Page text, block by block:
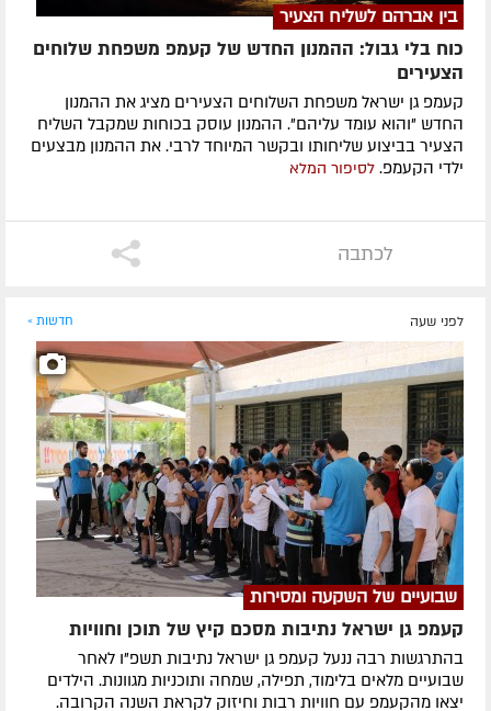
בין אברהם לשליח הצעיר
כוח בלי גבול: ההמנון החדש של קעמפ משפחת שלוחים
הצעירים
קעמפ גן ישראל משפחת השלוחים הצעירים מציג את ההמנון
החדש "והוא עומד עליהם". ההמנון עוסק בכוחות שמקבל השליח
הצעיר בביצוע שליחותו ובקשר המיוחד לרבי. את ההמנון מבצעים
ילדי הקעמפ. לסיפור המלא
לכתבה
לפני שעה חדשות »
שבועיים של השקעה ומסירות
קעמפ גן ישראל נתיבות מסכם קיץ של תוכן וחוויות
בהתרגשות רבה ננעל קעמפ גן ישראל נתיבות תשפ"ו לאחר
שבועיים מלאים בלימוד, תפילה, שמחה ותוכניות מגוונות. הילדים
יצאו מהקעמפ עם חוויות רבות וחיזוק לקראת השנה הקרובה.